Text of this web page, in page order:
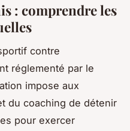
: comprendre les
contre
réglementé par le
impose aux
du coaching de détenir
pour exercer